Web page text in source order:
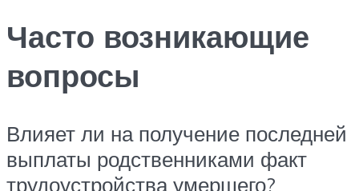
Часто возникающие
вопросы
Влияет ли на получение последней
выплаты родственниками факт
трудоустройства умершего?